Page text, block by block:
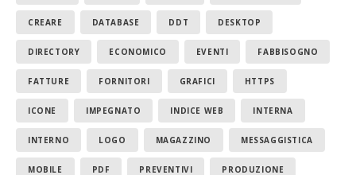
CREARE DATABASE DDT DESKTOP
DIRECTORY ECONOMICO EVENTI FABBISOGNO
FATTURE FORNITORI GRAFICI HTTPS
ICONE IMPEGNATO INDICE WEB INTERNA
INTERNO LOGO MAGAZZINO MESSAGGISTICA
MOBILE PDF PREVENTIVI PRODUZIONE